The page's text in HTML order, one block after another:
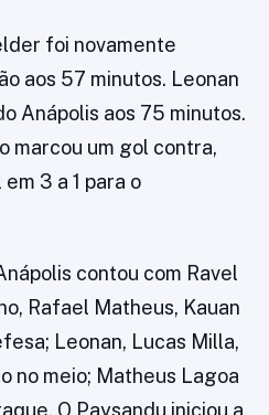
foi novamente
aos 57 minutos. Leonan
Anápolis aos 75 minutos.
marcou um gol contra,
3 a 1 para o
contou com Ravel
Rafael Matheus, Kauan
Leonan, Lucas Milla,
no meio; Matheus Lagoa
O Paysandu iniciou a